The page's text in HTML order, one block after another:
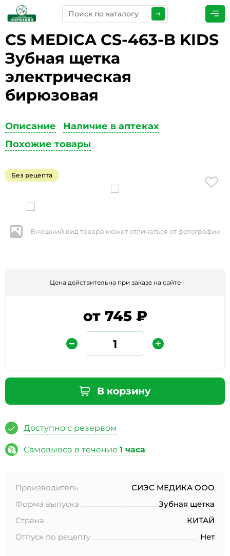
CS MEDICA CS-463-B KIDS
Зубная щетка
электрическая
бирюзовая
Описание
Наличие в аптеках
Похожие товары
Без рецепта
Внешний вид товара может отличаться от фотографии
Цена действительна при заказе на сайте
от 745 ₽
В корзину
Доступно с резервом
Самовывоз в течение 1 часа
Производитель
СИЭС МЕДИКА ООО
Форма выпуска
Зубная щетка
Страна
КИТАЙ
Отпуск по рецепту
Нет
ПРЕДСТАВЬТЕСЬ*
ТЕЛЕФОН*
ЭЛЕКТРОННАЯ ПОЧТА
Защита от автоматических сообщений
Введите слово на картинке
* Нажимая кнопку «Отправить отзыв», я даю свое
согласие на обработку моих персональных данных, в
соответствии с Федеральным законом от 27.07.2006 года